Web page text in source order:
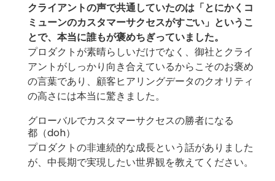
クライアントの声で共通していたのは「とにかくコ
ミューンのカスタマーサクセスがすごい」というこ
とで、本当に誰もが褒めちぎっていました。
プロダクトが素晴らしいだけでなく、御社とクライ
アントがしっかり向き合えているからこそのお褒め
の言葉であり、顧客ヒアリングデータのクオリティ
の高さには本当に驚きました。
グローバルでカスタマーサクセスの勝者になる
都（doh）
プロダクトの非連続的な成長という話がありました
が、中長期で実現したい世界観を教えてください。